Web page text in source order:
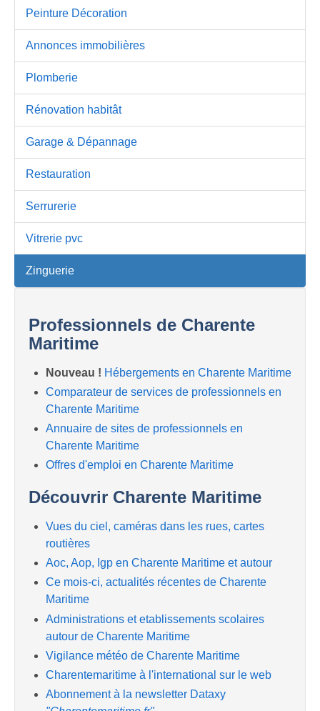
Peinture Décoration
Annonces immobilières
Plomberie
Rénovation habitât
Garage & Dépannage
Restauration
Serrurerie
Vitrerie pvc
Zinguerie
Professionnels de Charente
Maritime
Nouveau ! Hébergements en Charente Maritime
Comparateur de services de professionnels en
Charente Maritime
Annuaire de sites de professionnels en
Charente Maritime
Offres d'emploi en Charente Maritime
Découvrir Charente Maritime
Vues du ciel, caméras dans les rues, cartes
routières
Aoc, Aop, Igp en Charente Maritime et autour
Ce mois-ci, actualités récentes de Charente
Maritime
Administrations et etablissements scolaires
autour de Charente Maritime
Vigilance météo de Charente Maritime
Charentemaritime à l'international sur le web
Abonnement à la newsletter Dataxy